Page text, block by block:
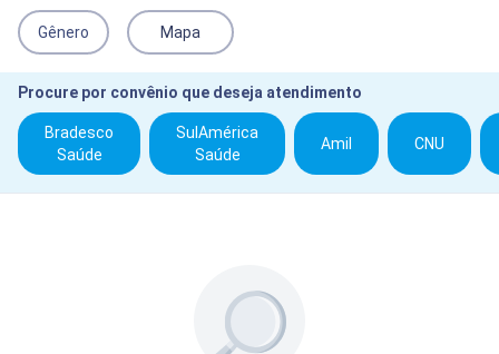
Gênero Mapa
Procure por convênio que deseja atendimento
Bradesco
Saúde
SulAmérica
Saúde
Amil CNU